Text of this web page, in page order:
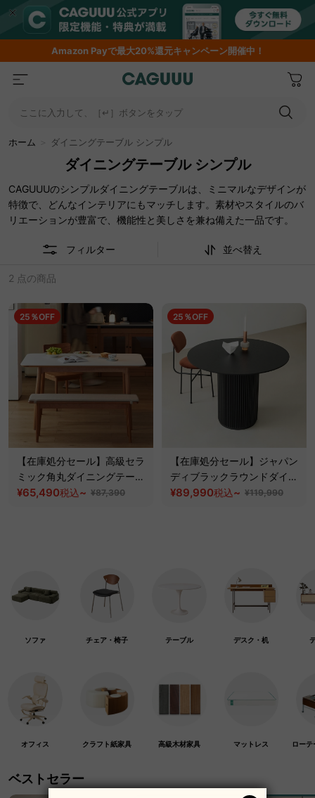
AmazonPayで最大20%還元キャンペーン開催中！
ここに入力して、［↵］ボタンをタップ
ホーム ダイニングテーブル シンプル
ダイニングテーブル シンプル
CAGUUUのシンプルダイニングテーブルは、ミニマルなデザインが
特徴で、どんなインテリアにもマッチします。素材やスタイルのバ
リエーションが豊富で、機能性と美しさを兼ね備えた一品です。
フィルター 並べ替え
2 点の商品
25％OFF
【在庫処分セール】高級セラ
ミック角丸ダイニングテーブ
ル
¥65,490税込~ ¥87,390
25％OFF
【在庫処分セール】ジャパン
ディブラックラウンドダイニ
ングテーブル
¥89,990税込~ ¥119,990
ソファ チェア・椅子 テーブル デスク・机
オフィス クラフト紙家具 高級木材家具 マットレス ロー
ベストセラー